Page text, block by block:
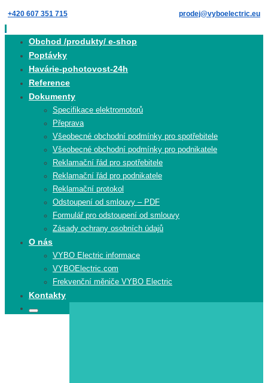
Skip
to
content
+420 607 351 715 prodej@vyboelectric.eu
Obchod /produkty/ e-shop
Poptávky
Havárie-pohotovost-24h
Reference
Dokumenty
Specifikace elektromotorů
Přeprava
Všeobecné obchodní podmínky pro spotřebitele
Všeobecné obchodní podmínky pro podnikatele
Reklamační řád pro spotřebitele
Reklamační řád pro podnikatele
Reklamační protokol
Odstoupení od smlouvy – PDF
Formulář pro odstoupení od smlouvy
Zásady ochrany osobních údajů
O nás
VYBO Electric informace
VYBOElectric.com
Frekvenční měniče VYBO Electric
Kontakty
Search
Search